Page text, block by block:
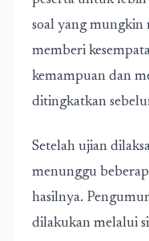
soal yang
memberi
kemampuan dan
ditingkatkan
Setelah ujian
menunggu
hasilnya.
dilakukan melalui